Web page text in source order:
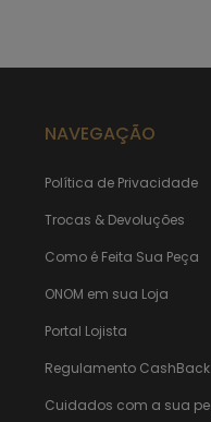
NAVEGAÇÃO
Política de Privacidade
Trocas & Devoluções
Como é Feita Sua Peça
ONOM em sua Loja
Portal Lojista
Regulamento CashBack
Cuidados com a sua